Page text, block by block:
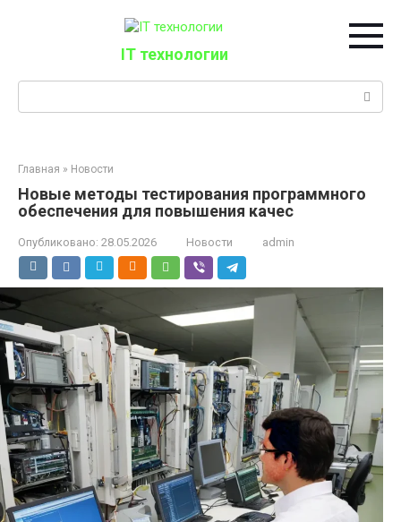
IT технологии
Главная » Новости
Новые методы тестирования программного
обеспечения для повышения качес
Опубликовано: 28.05.2026 Новости admin